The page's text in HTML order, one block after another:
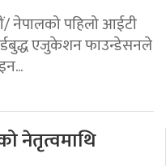
नेपालको पहिलो आईटी
एजुकेशन फाउन्डेसनले
नेतृत्वमाथि